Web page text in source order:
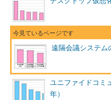
遠隔会議システム
ユニファイドコミ
年）